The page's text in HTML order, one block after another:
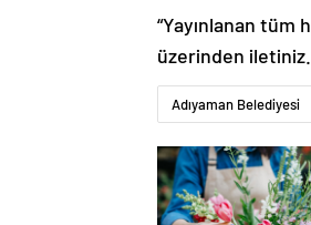
“Yayınlanan
üzerinden
Adıyaman Belediyesi